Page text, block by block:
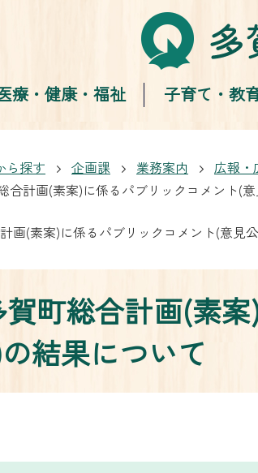
療・健康・福祉 子育て・教
ら探す 企画課 業務案内 広報・
合計画(素案)に係るパブリックコメント(
画(素案)に係るパブリックコメント(意見
町総合計画(素
結果について